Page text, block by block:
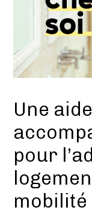
Une
pour
mobilité